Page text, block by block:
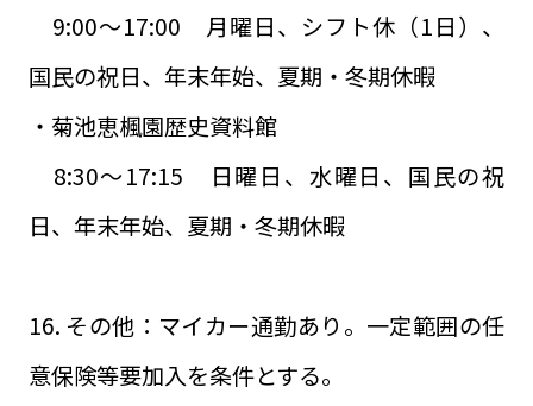
9:00～17:00 月曜日、シフト休（1日）、
国民の祝日、年末年始、夏期・冬期休暇
・菊池恵楓園歴史資料館
8:30～17:15 日曜日、水曜日、国民の祝
日、年末年始、夏期・冬期休暇
16. その他：マイカー通勤あり。一定範囲の任
意保険等要加入を条件とする。